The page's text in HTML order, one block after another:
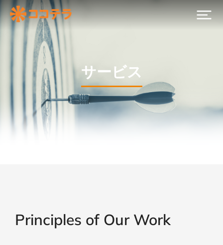
サービス
Principles of Our Work